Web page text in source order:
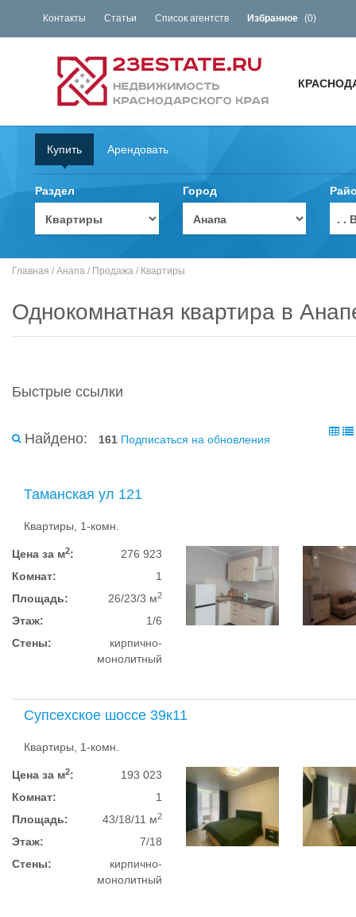
Контакты Статьи Список агентств Избранное (0)
Купить Арендовать
Раздел Город
. .
Главная / Анапа / Продажа / Квартиры
Однокомнатная квартира в
Быстрые ссылки
Найдено: 161 Подписаться на обновления
Таманская ул 121
Квартиры, 1-комн.
Цена за м2:
276 923
Комнат:
1
Площадь:
26/23/3 м2
Этаж:
1/6
Стены:
кирпично-
монолитный
Супсехское шоссе 39к11
Квартиры, 1-комн.
Цена за м2:
193 023
Комнат:
1
Площадь:
43/18/11 м2
Этаж:
7/18
Стены:
кирпично-
монолитный